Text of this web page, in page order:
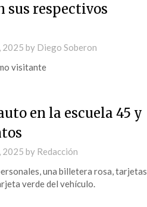
sus respectivos
2025 by Diego Soberon
visitante
en la escuela 45 y
2025 by Redacción
una billetera rosa, tarjetas
verde del vehículo.